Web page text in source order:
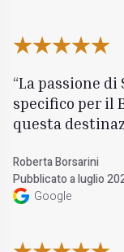
La passione
specifico per il
questa
Roberta Borsarini
Pubblicato a luglio
Google